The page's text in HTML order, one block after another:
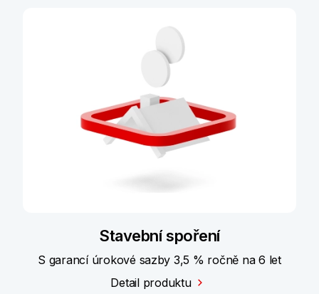
Stavební spoření
S garancí úrokové sazby 3,5 % ročně na 6 let
Detail produktu